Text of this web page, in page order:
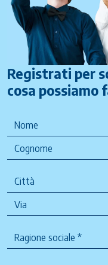
Registrati per
cosa